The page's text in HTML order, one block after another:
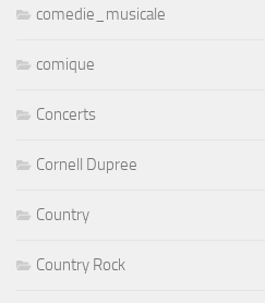
comedie_musicale
comique
Concerts
Cornell Dupree
Country
Country Rock